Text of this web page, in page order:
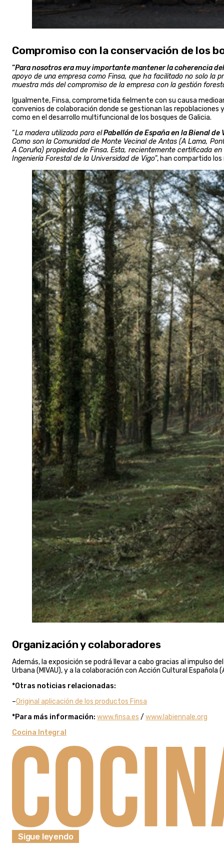
Compromiso con la conservación de los
“Para nosotros era muy importante mantener la coherencia
apoyo de una empresa como Finsa, que ha facilitado no solo la
muestra más del compromiso de la empresa con la gestión
Igualmente, Finsa, comprometida fielmente con su causa
convenios de colaboración donde se gestionan las
como en el desarrollo multifuncional de los bosques de Galicia.
“La madera utilizada para elPabellón de España en la Bienal de
Como son la Comunidad de Monte Vecinal de Antas (A Lama,
A Coruña) propiedad de Finsa. Esta, recientemente certificada
Ingeniería Forestal de la Universidad de Vigo”, han compartido
Organización y colaboradores
Además, la exposición se podrá llevar a cabo gracias al impulso
Urbana (MIVAU), y a la colaboración con Acción Cultural
*Otras noticias relacionadas:
–Original aplicación de los productos Finsa
*Para más información: www.finsa.es / www.labiennale.org
Cocina Integral
Sigue leyendo